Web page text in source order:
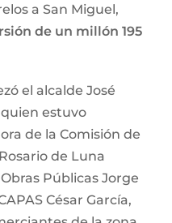
a San Miguel,
de un millón 195
el alcalde José
estuvo
de la Comisión de
de Luna
Públicas Jorge
César García,